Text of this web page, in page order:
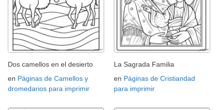
Dos camellos en el desierto
en Páginas de Camellos y
dromedarios para imprimir
La Sagrada Familia
en Páginas de Cristiandad
para imprimir